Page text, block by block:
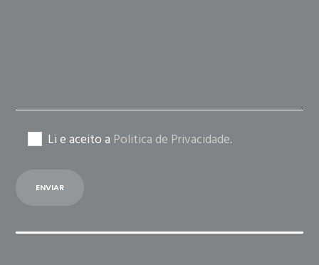
Li e aceito a Politica de Privacidade.